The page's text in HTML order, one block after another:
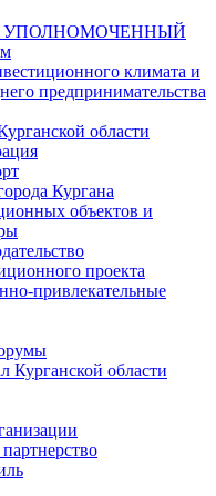
климата и
предпринимательства
области
Кургана
объектов и
проекта
привлекательные
Курганской области